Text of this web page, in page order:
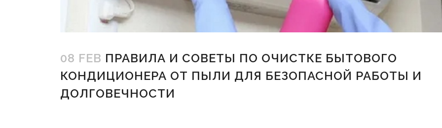
08 FEB ПРАВИЛА И СОВЕТЫ ПО ОЧИСТКЕ БЫТОВОГО
КОНДИЦИОНЕРА ОТ ПЫЛИ ДЛЯ БЕЗОПАСНОЙ РАБОТЫ И
ДОЛГОВЕЧНОСТИ